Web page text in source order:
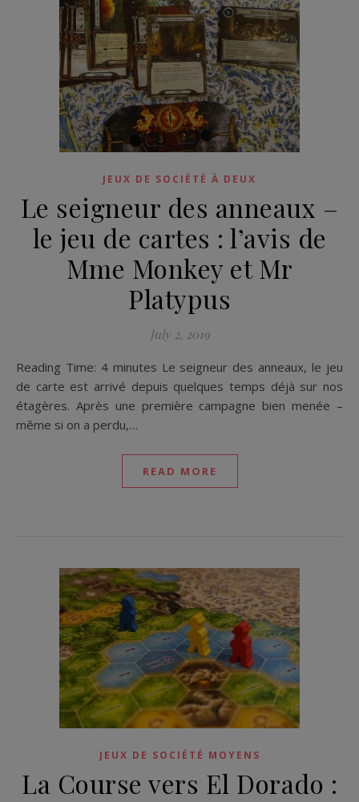
JEUX DE SOCIÉTÉ À DEUX
Le seigneur des anneaux –
le jeu de cartes : l’avis de
Mme Monkey et Mr
Platypus
July 2, 2019
Reading Time: 4 minutes Le seigneur des anneaux, le jeu
de carte est arrivé depuis quelques temps déjà sur nos
étagères. Après une première campagne bien menée –
même si on a perdu,…
READ MORE
JEUX DE SOCIÉTÉ MOYENS
La Course vers El Dorado :